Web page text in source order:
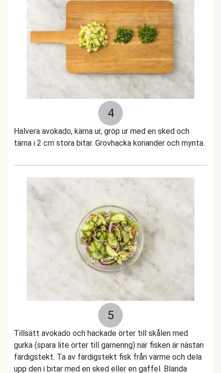
4
Halvera avokado, kärna ur, gröp ur med en sked och
tärna i 2 cm stora bitar. Grovhacka koriander och mynta.
5
Tillsätt avokado och hackade örter till skålen med
gurka (spara lite örter till garnering) när fisken är nästan
färdigstekt. Ta av färdigstekt fisk från värme och dela
upp den i bitar med en sked eller en gaffel. Blanda